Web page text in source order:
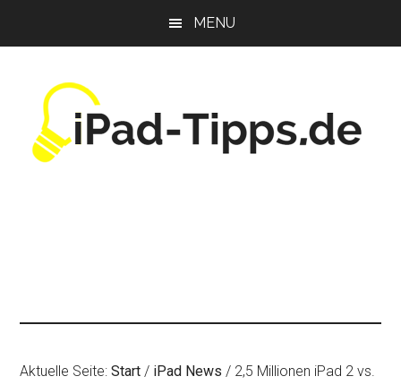
MENU
Aktuelle Seite:Start / iPad News / 2,5 Millionen iPad 2 vs.